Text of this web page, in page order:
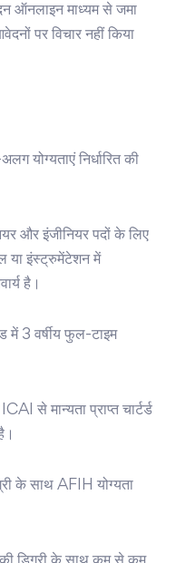
ऑनलाइन माध्यम से जमा
पर विचार नहीं किया
योग्यताएं निर्धारित की
और इंजीनियर पदों के लिए
या इंस्ट्रुमेंटेशन में
है।
में 3 वर्षीय फुल-टाइम
ICAI से मान्यता प्राप्त चार्टर्ड
के साथ AFIH योग्यता